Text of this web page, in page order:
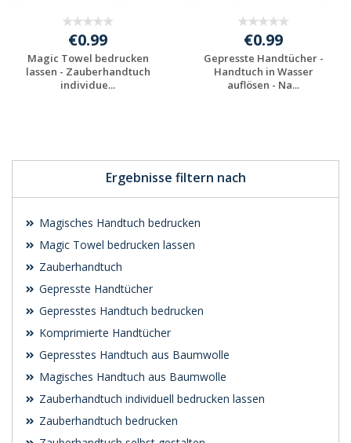
Ergebnisse filtern nach
Magisches Handtuch bedrucken
Magic Towel bedrucken lassen
Zauberhandtuch
Gepresste Handtücher
Gepresstes Handtuch bedrucken
Komprimierte Handtücher
Gepresstes Handtuch aus Baumwolle
Magisches Handtuch aus Baumwolle
Zauberhandtuch individuell bedrucken lassen
Zauberhandtuch bedrucken
€0.99
Magic Towel bedrucken
lassen - Zauberhandtuch
individue...
€0.99
Gepresste Handtücher -
Handtuch in Wasser
auflösen - Na...